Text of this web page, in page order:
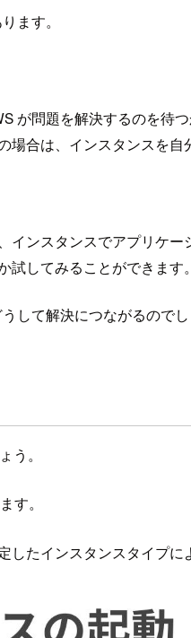
ます。
が問題を解決するのを待
合は、インスタンスを
ンスタンスでアプリケ
してみることができます。
して解決につながるので
う。
す。
たインスタンスタイプ